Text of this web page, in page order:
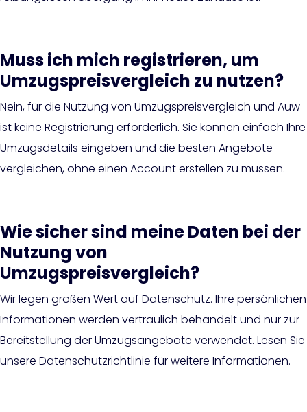
Muss ich mich registrieren, um
Umzugspreisvergleich zu nutzen?
Nein, für die Nutzung von Umzugspreisvergleich und Auw
ist keine Registrierung erforderlich. Sie können einfach Ihre
Umzugsdetails eingeben und die besten Angebote
vergleichen, ohne einen Account erstellen zu müssen.
Wie sicher sind meine Daten bei der
Nutzung von
Umzugspreisvergleich?
Wir legen großen Wert auf Datenschutz. Ihre persönlichen
Informationen werden vertraulich behandelt und nur zur
Bereitstellung der Umzugsangebote verwendet. Lesen Sie
unsere Datenschutzrichtlinie für weitere Informationen.